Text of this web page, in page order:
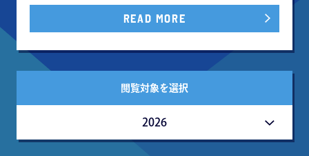
READ MORE
閲覧対象を選択
2026